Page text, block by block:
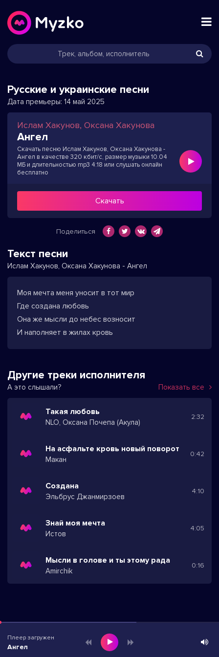
Русские и украинские песни
Дата премьеры: 14 май 2025
Ислам Хакунов, Оксана Хакунова
Ангел
Скачать песню Ислам Хакунов, Оксана Хакунова -
Ангел в качестве 320 кбит/с, размер музыки 10.04
МБ и длительностью mp3 4:18 или слушать онлайн
бесплатно
Скачать
Поделиться
Текст песни
Ислам Хакунов, Оксана Хакунова - Ангел
Моя мечта меня уносит в тот мир
Где создана любовь
Она же мысли до небес возносит
И наполняет в жилах кровь
Другие треки исполнителя
А это слышали? Показать все
Такая любовь
NLO, Оксана Почепа (Акула)
2:32
На асфальте кровь новый поворот
Макан
0:42
Создана
Эльбрус Джанмирзоев
4:10
Знай моя мечта
Истов
4:05
Мысли в голове и ты этому рада
Amirchik
0:16
Плеер загружен
Ангел